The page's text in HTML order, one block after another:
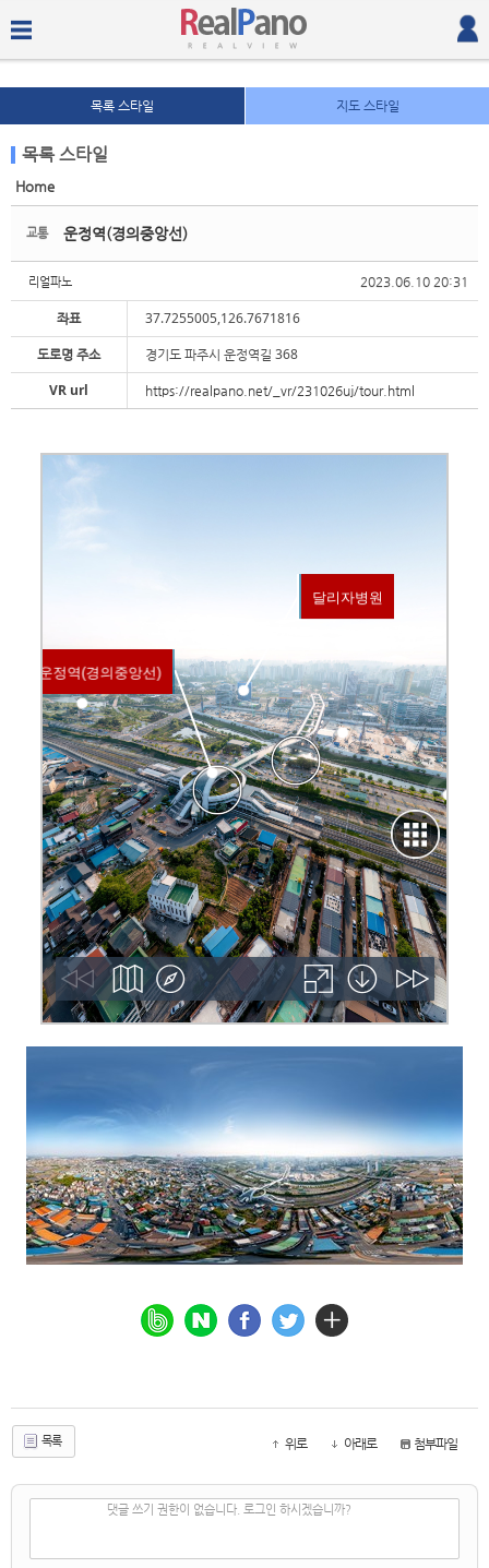
목록 스타일 지도 스타일
목록 스타일
Home
교통
2023.06.10 20:31
운정역(경의중앙선)
리얼파노
좌표
37.7255005,126.7671816
도로명 주소
경기도 파주시 운정역길 368
VR url
https://realpano.net/_vr/231026uj/tour.html
목록 위로 아래로 첨부파일
댓글 쓰기 권한이 없습니다. 로그인 하시겠습니까?
Sketchbook5, 스케치북5
Sketchbook5, 스케치북5
Sketchbook5, 스케치북5
Sketchbook5, 스케치북5